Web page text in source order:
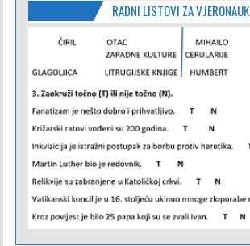
RADNI LISTOVI ZA VJERONAUK